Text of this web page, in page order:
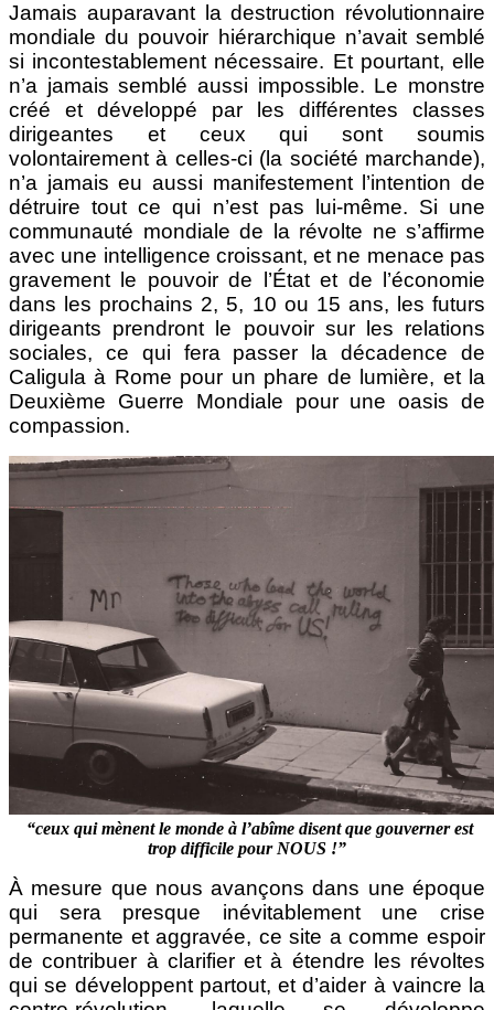
Jamais auparavant la destruction révolutionnaire
mondiale du pouvoir hiérarchique n’avait semblé
si incontestablement nécessaire. Et pourtant, elle
n’a jamais semblé aussi impossible. Le monstre
créé et développé par les différentes classes
dirigeantes et ceux qui sont soumis
volontairement à celles-ci (la société marchande),
n’a jamais eu aussi manifestement l’intention de
détruire tout ce qui n’est pas lui-même. Si une
communauté mondiale de la révolte ne s’affirme
avec une intelligence croissant, et ne menace pas
gravement le pouvoir de l’État et de l’économie
dans les prochains 2, 5, 10 ou 15 ans, les futurs
dirigeants prendront le pouvoir sur les relations
sociales, ce qui fera passer la décadence de
Caligula à Rome pour un phare de lumière, et la
Deuxième Guerre Mondiale pour une oasis de
compassion.
“ceux qui mènent le monde à l’abîme disent que gouverner est
trop difficile pour NOUS !”
À mesure que nous avançons dans une époque
qui sera presque inévitablement une crise
permanente et aggravée, ce site a comme espoir
de contribuer à clarifier et à étendre les révoltes
qui se développent partout, et d’aider à vaincre la